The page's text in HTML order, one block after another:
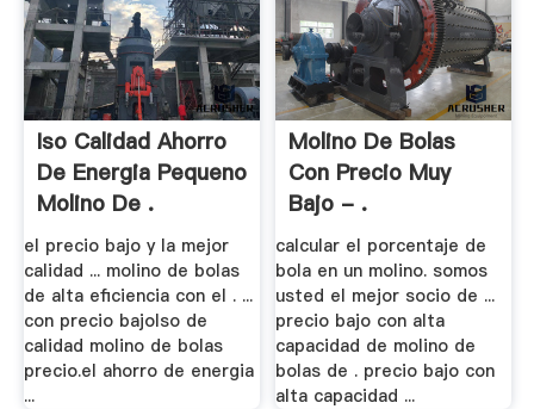
Iso Calidad Ahorro
De Energia Pequeno
Molino De .
el precio bajo y la mejor
calidad ... molino de bolas
de alta eficiencia con el . ...
con precio bajoIso de
calidad molino de bolas
precio.el ahorro de energia
...
Molino De Bolas
Con Precio Muy
Bajo - .
calcular el porcentaje de
bola en un molino. somos
usted el mejor socio de ...
precio bajo con alta
capacidad de molino de
bolas de . precio bajo con
alta capacidad ...